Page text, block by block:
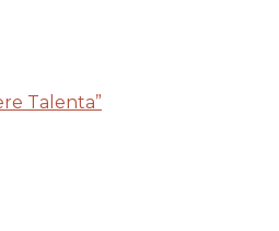
Talenta”